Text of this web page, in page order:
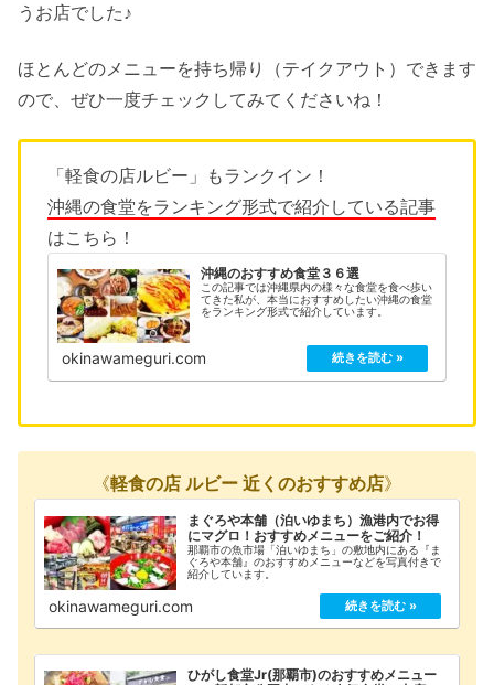
うお店でした♪
ほとんどのメニューを持ち帰り（テイクアウト）できます
ので、ぜひ一度チェックしてみてくださいね！
「軽食の店ルビー」もランクイン！
沖縄の食堂をランキング形式で紹介している記事
はこちら！
沖縄のおすすめ食堂３６選
この記事では沖縄県内の様々な食堂を食べ歩い
てきた私が、本当におすすめしたい沖縄の食堂
をランキング形式で紹介しています。
okinawameguri.com
《軽食の店 ルビー 近くのおすすめ店》
まぐろや本舗（泊いゆまち）漁港内でお得
にマグロ！おすすめメニューをご紹介！
那覇市の魚市場「泊いゆまち」の敷地内にある『ま
ぐろや本舗』のおすすめメニューなどを写真付きで
紹介しています。
okinawameguri.com
ひがし食堂Jr(那覇市)のおすすめメニュー